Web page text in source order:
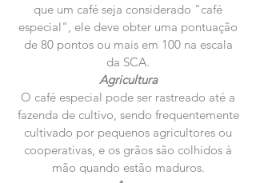
que um café seja considerado "café
especial", ele deve obter uma pontuação
de 80 pontos ou mais em 100 na escala
da SCA.
Agricultura
O café especial pode ser rastreado até a
fazenda de cultivo, sendo frequentemente
cultivado por pequenos agricultores ou
cooperativas, e os grãos são colhidos à
mão quando estão maduros.